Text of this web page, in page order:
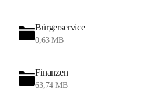
Bürgerservice
0,63 MB
Finanzen
63,74 MB